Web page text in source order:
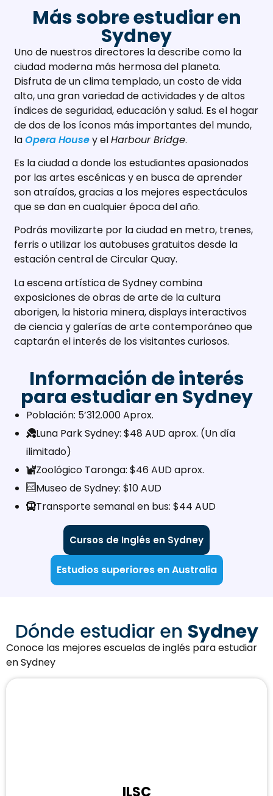
Más sobre estudiar en
Sydney
Uno de nuestros directores la describe como la
ciudad moderna más hermosa del planeta.
Disfruta de un clima templado, un costo de vida
alto, una gran variedad de actividades y de altos
índices de seguridad, educación y salud. Es el hogar
de dos de los íconos más importantes del mundo,
laOpera Housey elHarbour Bridge.
Es la ciudad a donde los estudiantes apasionados
por las artes escénicas y en busca de aprender
son atraídos, gracias a los mejores espectáculos
que se dan en cualquier época del año.
Podrás movilizarte por la ciudad en metro, trenes,
ferris o utilizar los autobuses gratuitos desde la
estación central de Circular Quay.
La escena artística de Sydney combina
exposiciones de obras de arte de la cultura
aborigen, la historia minera, displays interactivos
de ciencia y galerías de arte contemporáneo que
captarán el interés de los visitantes curiosos.
Información de interés
para estudiar en Sydney
Población: 5’312.000 Aprox.
Luna Park Sydney: $48 AUD aprox. (Un día
ilimitado)
Zoológico Taronga: $46 AUD aprox.
Museo de Sydney: $10 AUD
Transporte semanal en bus: $44 AUD
Cursos de Inglés en Sydney
Estudios superiores en Australia
Dónde estudiar en Sydney
Conoce las mejores escuelas de inglés para estudiar
en Sydney
ILSC